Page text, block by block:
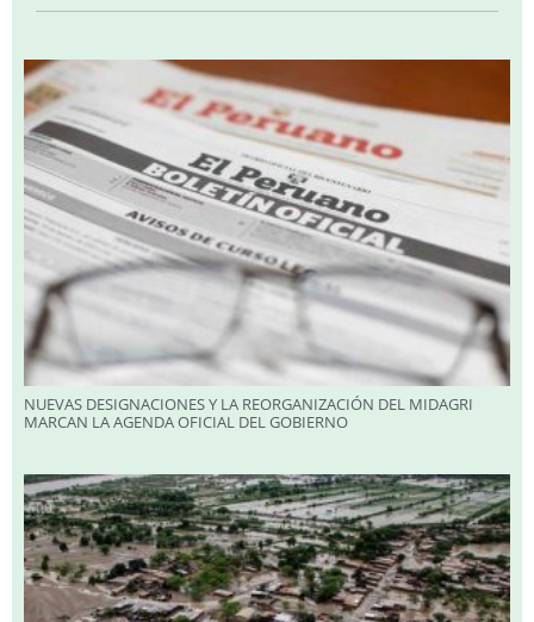
NUEVAS DESIGNACIONES Y LA REORGANIZACIÓN DEL MIDAGRI
MARCAN LA AGENDA OFICIAL DEL GOBIERNO